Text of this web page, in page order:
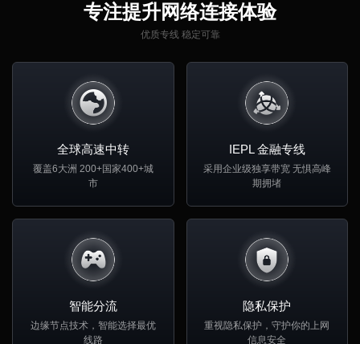
专注提升网络连接体验
优质专线 稳定可靠
全球高速中转
覆盖6大洲 200+国家400+城
市
IEPL 金融专线
采用企业级独享带宽 无惧高峰
期拥堵
智能分流
边缘节点技术，智能选择最优
线路
隐私保护
重视隐私保护，守护你的上网
信息安全